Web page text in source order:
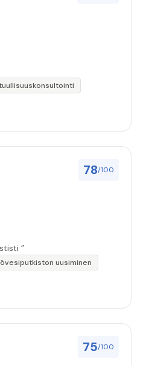
78/100
”
uusiminen
75/100